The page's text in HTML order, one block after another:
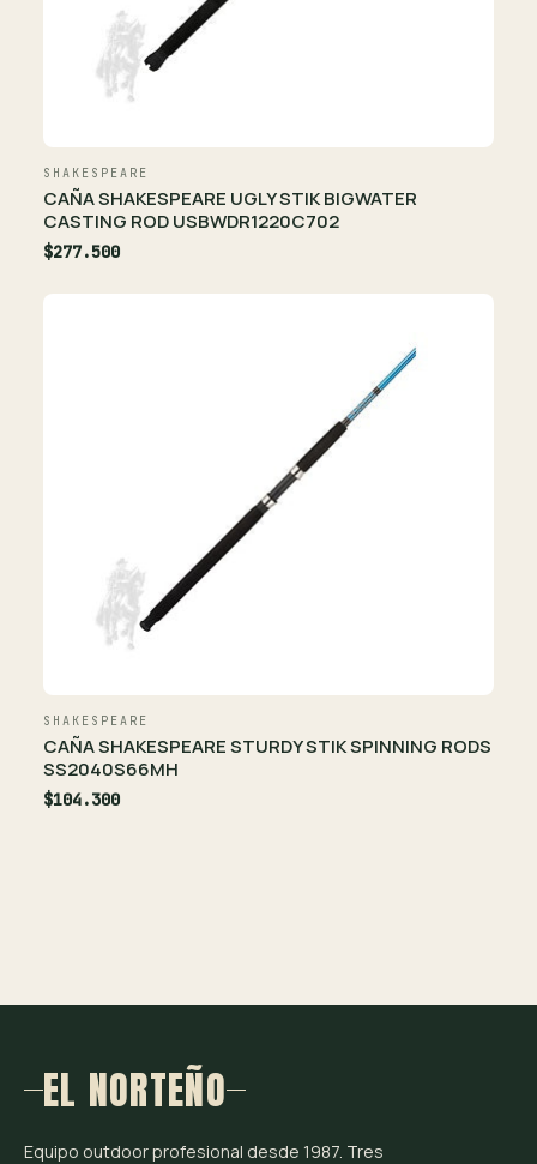
SHAKESPEARE
CAÑA SHAKESPEARE UGLY STIK BIGWATER
CASTING ROD USBWDR1220C702
$277.500
SHAKESPEARE
CAÑA SHAKESPEARE STURDY STIK SPINNING RODS
SS2040S66MH
$104.300
EL NORTEÑO
Equipo outdoor profesional desde 1987. Tres